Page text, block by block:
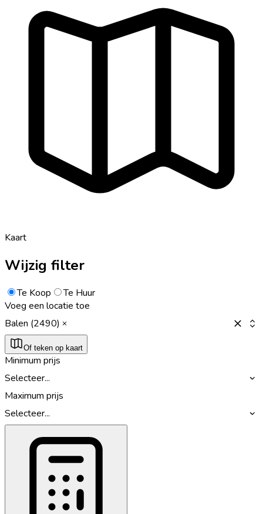
Kaart
Wijzig filter
Te Koop
Te Huur
Voeg een locatie toe
Balen (2490)
Of teken op kaart
Minimum prijs
Selecteer...
Maximum prijs
Selecteer...